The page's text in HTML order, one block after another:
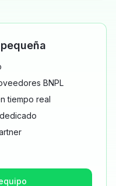
BNPL
tiempo real